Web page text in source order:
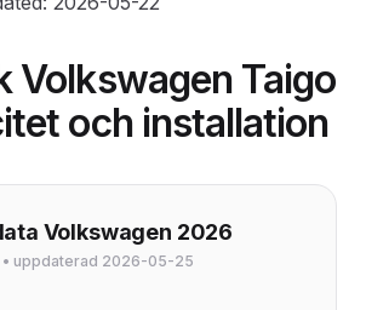
Volkswagen Taigo
och installation
Volkswagen 2026
uppdaterad 2026-05-25